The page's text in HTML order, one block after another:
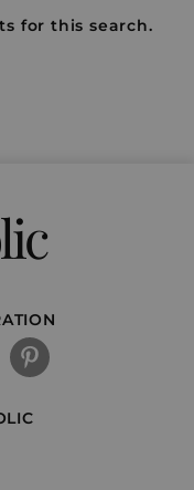
for this search.